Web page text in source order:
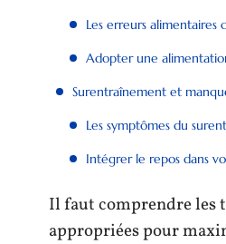
Les erreurs alimentaires
Adopter une
Surentraînement et
Les symptômes du
Intégrer le repos dans
Il faut comprendre les
appropriées pour